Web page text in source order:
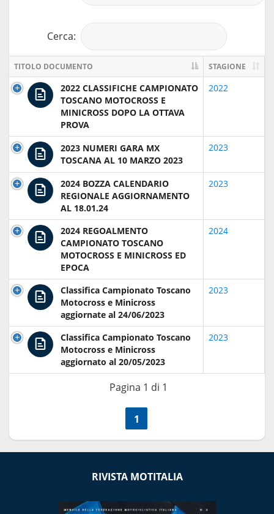
Cerca:
TITOLO DOCUMENTO STAGIONE
2022 CLASSIFICHE CAMPIONATO
TOSCANO MOTOCROSS E
MINICROSS DOPO LA OTTAVA
PROVA
2022
2023 NUMERI GARA MX
TOSCANA AL 10 MARZO 2023
2023
2024 BOZZA CALENDARIO
REGIONALE AGGIORNAMENTO
AL 18.01.24
2023
2024 REGOALMENTO
CAMPIONATO TOSCANO
MOTOCROSS E MINICROSS ED
EPOCA
2024
Classifica Campionato Toscano
Motocross e Minicross
aggiornate al 24/06/2023
2023
Classifica Campionato Toscano
Motocross e Minicross
aggiornato al 20/05/2023
2023
Pagina 1 di 1
1
RIVISTA MOTITALIA